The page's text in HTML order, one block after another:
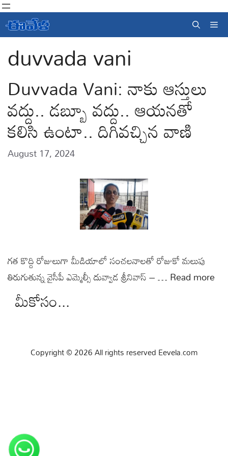
Skip
to
content
duvvada vani
Duvvada Vani: నాకు ఆస్తులు
వద్దు.. డబ్బూ వద్దు.. ఆయనతో
కలిసి ఉంటా.. దిగివచ్చిన వాణి
August 17, 2024
గత కొద్ది రోజులుగా మీడియాలో సంచలనాలతో రోజుకో మలుపు
తిరుగుతున్న వైసీపీ ఎమ్మెల్సీ దువ్వాడ శ్రీనివాస్ – …Read more
మీకోసం...
Copyright © 2026 All rights reserved Eevela.com